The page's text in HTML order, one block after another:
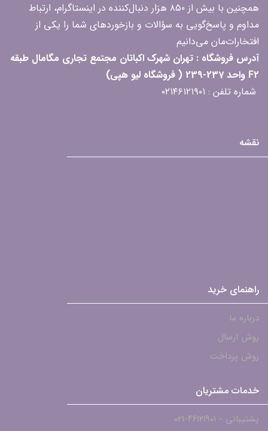
همچنین با بیش از ۸۵۰ هزار دنبال‌کننده در اینستاگرام، ارتباط
مداوم و پاسخ‌گویی به سؤالات و بازخوردهای شما را یکی از
افتخارات‌مان می‌دانیم
آدرس فروشگاه : تهران شهرک اکباتان مجتمع تجاری مگامال طبقه
F2 واحد 237-239 ( فروشگاه لیو هپی)
شماره تلفن : ۰۲۱۴۶۱۲۱۹۰۱
نقشه
راهنمای خرید
درباره ما
روش ارسال
روش پرداخت
خدمات مشتریان
پشتیبانی - ۴۶۱۲۱۹۰۱-021